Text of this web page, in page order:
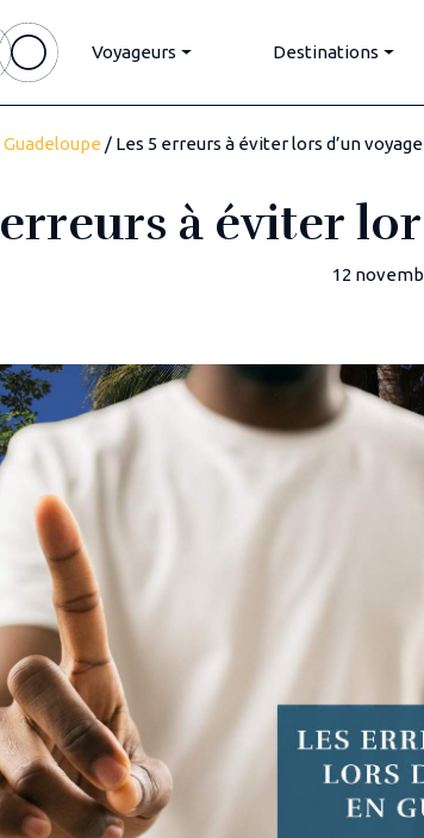
Voyageurs Destinations
Guadeloupe / Les 5 erreurs à éviter lors d’un
à éviter
12